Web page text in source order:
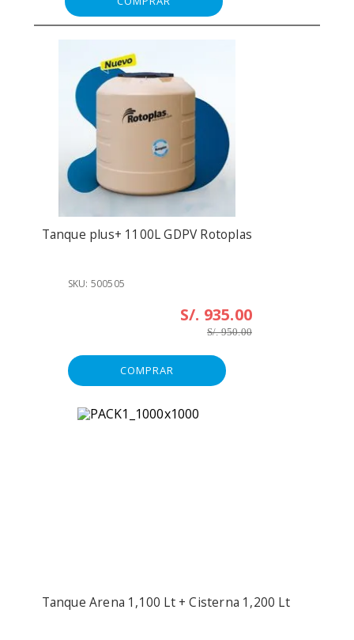
Tanque plus+ 1100L GDPV Rotoplas
SKU: 500505
S/. 950.00
S/. 935.00
COMPRAR
Tanque Arena 1,100 Lt + Cisterna 1,200 Lt